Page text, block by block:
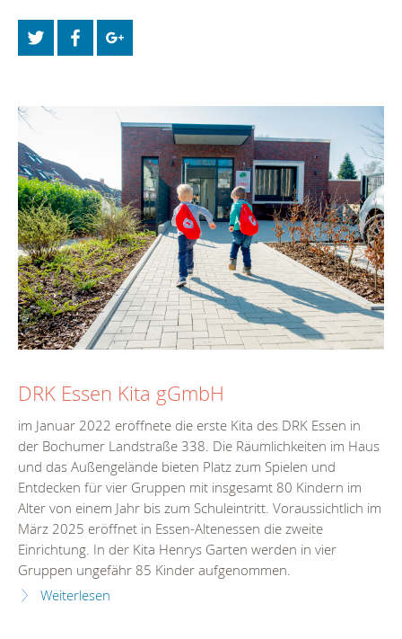
DRK Essen Kita gGmbH
im Januar 2022 eröffnete die erste Kita des DRK Essen in
der Bochumer Landstraße 338. Die Räumlichkeiten im Haus
und das Außengelände bieten Platz zum Spielen und
Entdecken für vier Gruppen mit insgesamt 80 Kindern im
Alter von einem Jahr bis zum Schuleintritt. Voraussichtlich im
März 2025 eröffnet in Essen-Altenessen die zweite
Einrichtung. In der Kita Henrys Garten werden in vier
Gruppen ungefähr 85 Kinder aufgenommen.
Weiterlesen